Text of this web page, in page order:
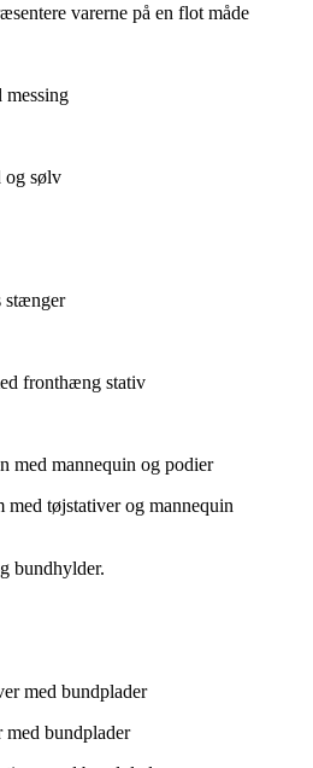
stænger
fronthæng stativ
med mannequin og podier
bundhylder.
bundplader